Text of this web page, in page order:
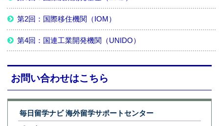
第2回：国際移住機関（IOM）
第4回：国連工業開発機関（UNIDO）
お問い合わせはこちら
毎日留学ナビ 海外留学サポートセンター